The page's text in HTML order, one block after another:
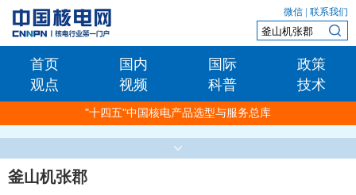
微信 联系我们
首页 国内 国际
政策
观点
视频 科普 技术
"十四五"中国核电产品选型与服务总库
釜山机张郡